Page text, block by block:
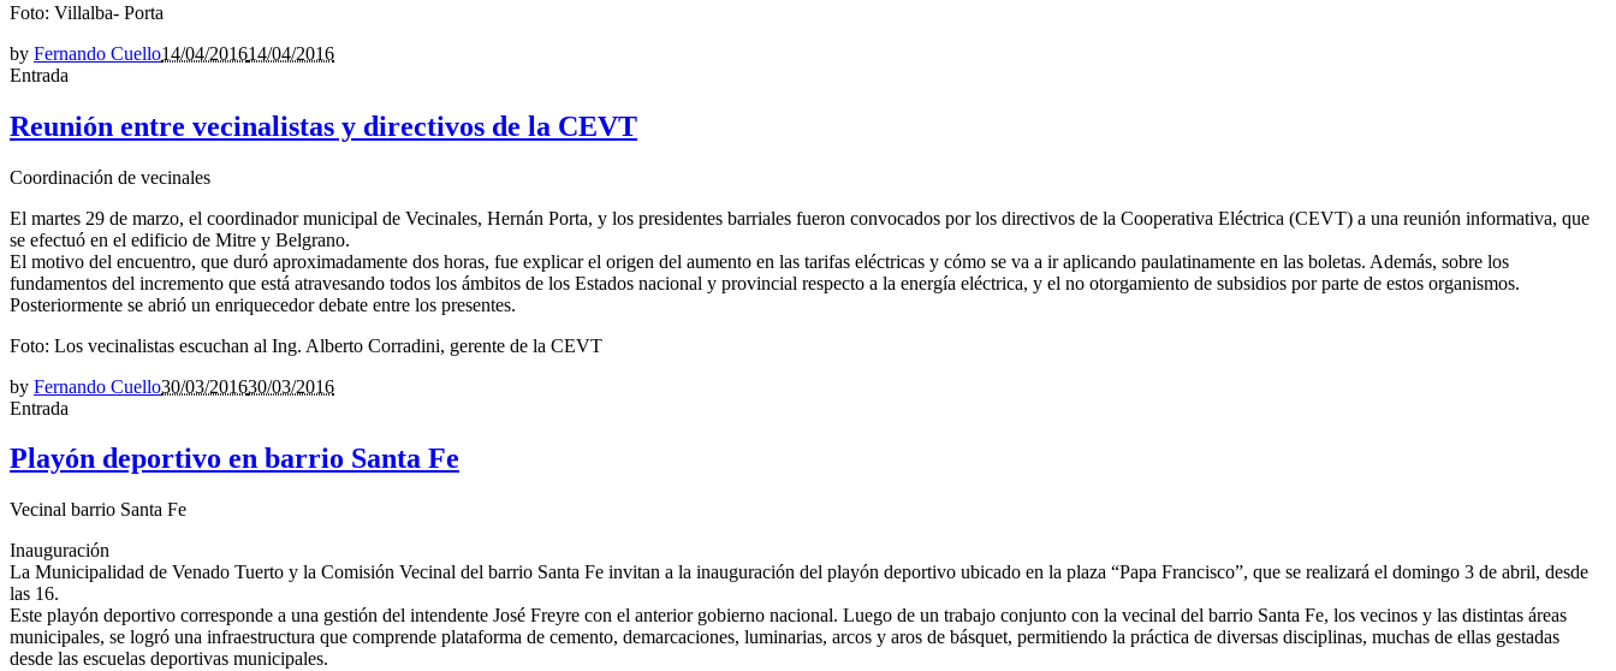
Foto: Villalba- Porta
by Fernando Cuello14/04/201614/04/2016
Entrada
Reunión entre vecinalistas y directivos de la CEVT
Coordinación de vecinales
El martes 29 de marzo, el coordinador municipal de Vecinales, Hernán Porta, y los presidentes barriales fueron convocados por los directivos de la Cooperativa Eléctrica (CEVT) a una reunión informativa, que
se efectuó en el edificio de Mitre y Belgrano.
El motivo del encuentro, que duró aproximadamente dos horas, fue explicar el origen del aumento en las tarifas eléctricas y cómo se va a ir aplicando paulatinamente en las boletas. Además, sobre los
fundamentos del incremento que está atravesando todos los ámbitos de los Estados nacional y provincial respecto a la energía eléctrica, y el no otorgamiento de subsidios por parte de estos organismos.
Posteriormente se abrió un enriquecedor debate entre los presentes.
Foto: Los vecinalistas escuchan al Ing. Alberto Corradini, gerente de la CEVT
by Fernando Cuello30/03/201630/03/2016
Entrada
Playón deportivo en barrio Santa Fe
Vecinal barrio Santa Fe
Inauguración
La Municipalidad de Venado Tuerto y la Comisión Vecinal del barrio Santa Fe invitan a la inauguración del playón deportivo ubicado en la plaza “Papa Francisco”, que se realizará el domingo 3 de abril, desde
las 16.
Este playón deportivo corresponde a una gestión del intendente José Freyre con el anterior gobierno nacional. Luego de un trabajo conjunto con la vecinal del barrio Santa Fe, los vecinos y las distintas áreas
municipales, se logró una infraestructura que comprende plataforma de cemento, demarcaciones, luminarias, arcos y aros de básquet, permitiendo la práctica de diversas disciplinas, muchas de ellas gestadas
desde las escuelas deportivas municipales.